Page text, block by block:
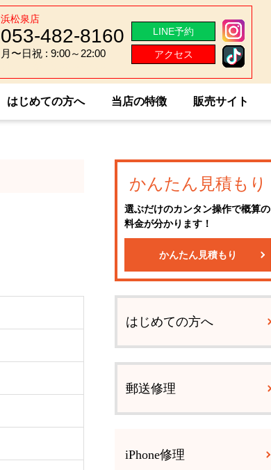
浜松泉店
053-482-8160
月〜日祝 : 9:00～22:00
LINE予約
アクセス
はじめての方へ 当店の特徴 販売サイト
かんたん見積もり
選ぶだけのカンタン操作で概算の
料金が分かります！
かんたん見積もり
はじめての方へ
郵送修理
iPhone修理